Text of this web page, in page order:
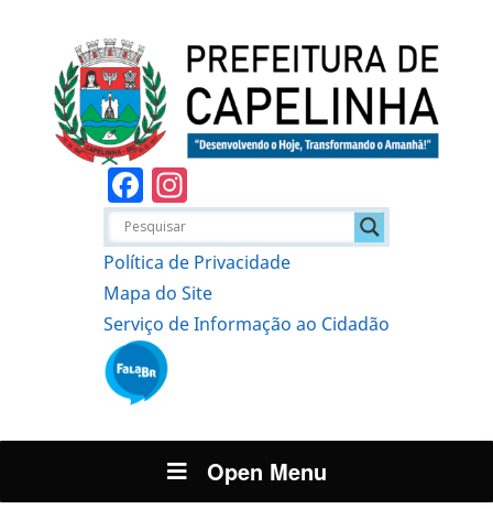
Facebook
Política de Privacidade
Mapa do Site
Serviço de Informação ao Cidadão
Open Menu